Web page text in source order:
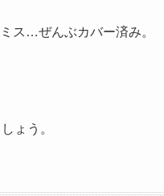
ス…ぜんぶカバー済み。
ょう。